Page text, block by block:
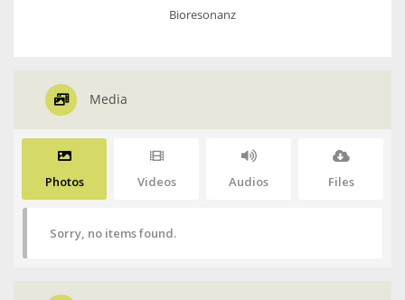
Bioresonanz
Media
Photos Videos Audios Files
Sorry, no items found.